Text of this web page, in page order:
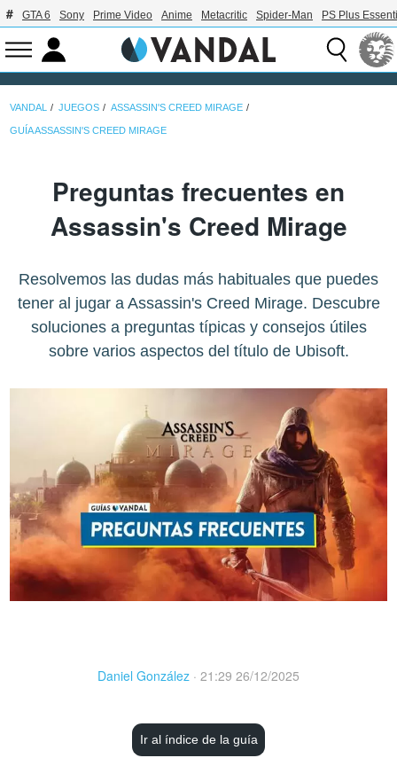
GTA 6 Sony Prime Video Anime Metacritic Spider-Man PS Plus
VANDAL JUEGOS ASSASSIN'S CREED MIRAGE
GUÍA ASSASSIN'S CREED MIRAGE
Preguntas frecuentes en
Assassin's Creed Mirage
Resolvemos las dudas más habituales que puedes
tener al jugar a Assassin's Creed Mirage. Descubre
soluciones a preguntas típicas y consejos útiles
sobre varios aspectos del título de Ubisoft.
Daniel González · 21:29 26/12/2025
Ir al índice de la guía